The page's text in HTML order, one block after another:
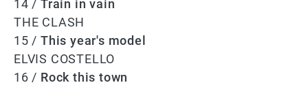
14 / Train in vain
THE CLASH
15 / This year's model
ELVIS COSTELLO
16 / Rock this town